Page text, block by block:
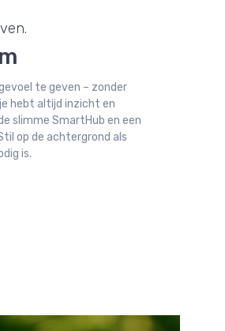
te geven – zonder
hebt altijd inzicht en
slimme SmartHub en een
op de achtergrond als
is.